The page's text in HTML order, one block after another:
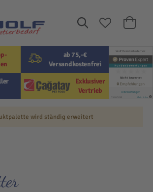
Suche
Mein
ab 75,-€
Versandkostenfrei
Exklusiver
Vertrieb
wird ständig erweitert